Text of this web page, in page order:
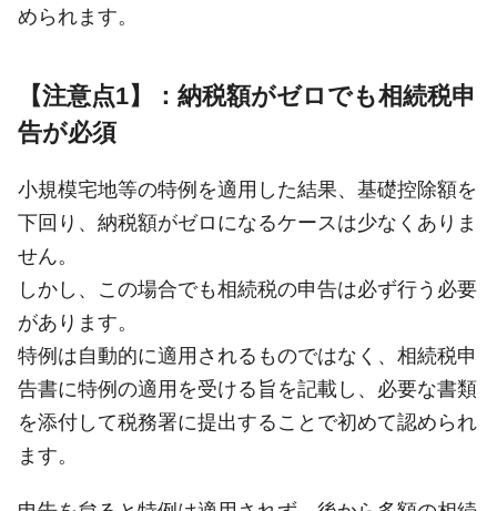
められます。
【注意点1】：納税額がゼロでも相続税申
告が必須
小規模宅地等の特例を適用した結果、基礎控除額を
下回り、納税額がゼロになるケースは少なくありま
せん。
しかし、この場合でも相続税の申告は必ず行う必要
があります。
特例は自動的に適用されるものではなく、相続税申
告書に特例の適用を受ける旨を記載し、必要な書類
を添付して税務署に提出することで初めて認められ
ます。